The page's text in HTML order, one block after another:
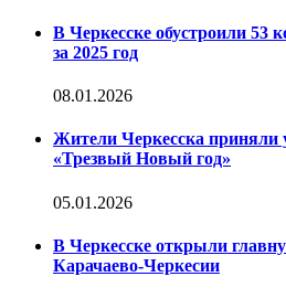
В Черкесске обустроили 53
за 2025 год
08.01.2026
Жители Черкесска приняли
«Трезвый Новый год»
05.01.2026
В Черкесске открыли
Карачаево-Черкесии